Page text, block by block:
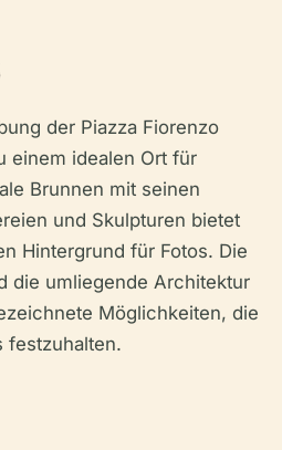
der Piazza Fiorenzo
einem idealen Ort für
Brunnen mit seinen
und Skulpturen bietet
Hintergrund für Fotos. Die
die umliegende Architektur
Möglichkeiten, die
festzuhalten.